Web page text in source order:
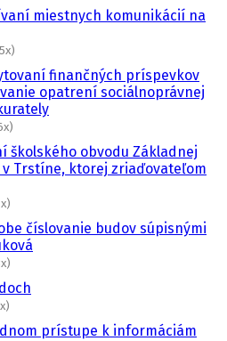
miestnych komunikácií na
finančných príspevkov
opatrení sociálnoprávnej
školského obvodu Základnej
Trstíne, ktorej zriaďovateľom
číslovanie budov súpisnými
prístupe k informáciám